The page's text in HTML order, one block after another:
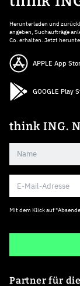
Herunterladen und
angeben, Suchaufträge
Co. erhalten. Jetzt
APPLE App
GOOGLE Play
think ING.
Mit dem Klick auf
Partner für